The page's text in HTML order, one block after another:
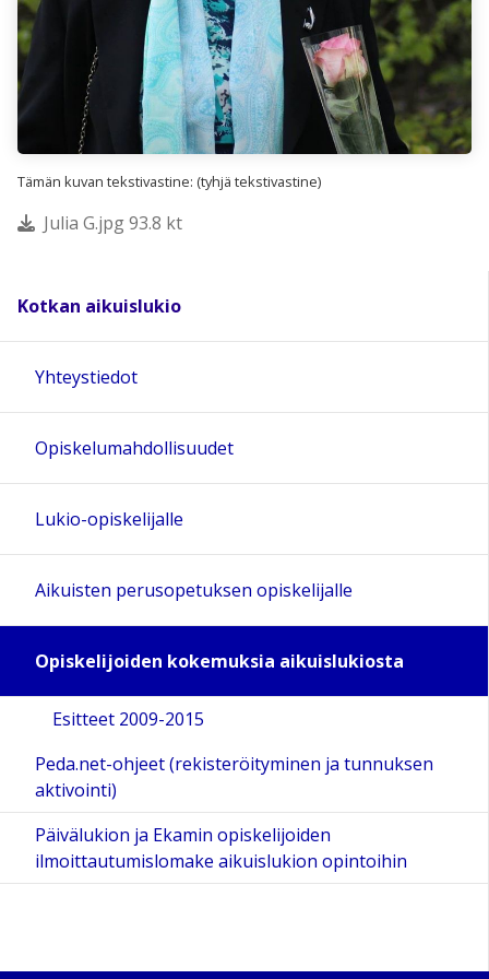
Tämän kuvan tekstivastine: (tyhjä tekstivastine)
Julia G.jpg 93.8 kt
Kotkan aikuislukio
Yhteystiedot
Opiskelumahdollisuudet
Lukio-opiskelijalle
Aikuisten perusopetuksen opiskelijalle
Opiskelijoiden kokemuksia aikuislukiosta
Esitteet 2009-2015
Peda.net-ohjeet (rekisteröityminen ja tunnuksen
aktivointi)
Päivälukion ja Ekamin opiskelijoiden
ilmoittautumislomake aikuislukion opintoihin